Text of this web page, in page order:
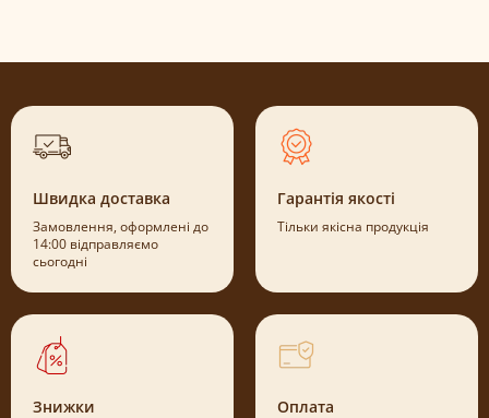
Швидка доставка
Замовлення, оформлені до
14:00 відправляємо
сьогодні
Гарантія якості
Тільки якісна продукція
Знижки Оплата